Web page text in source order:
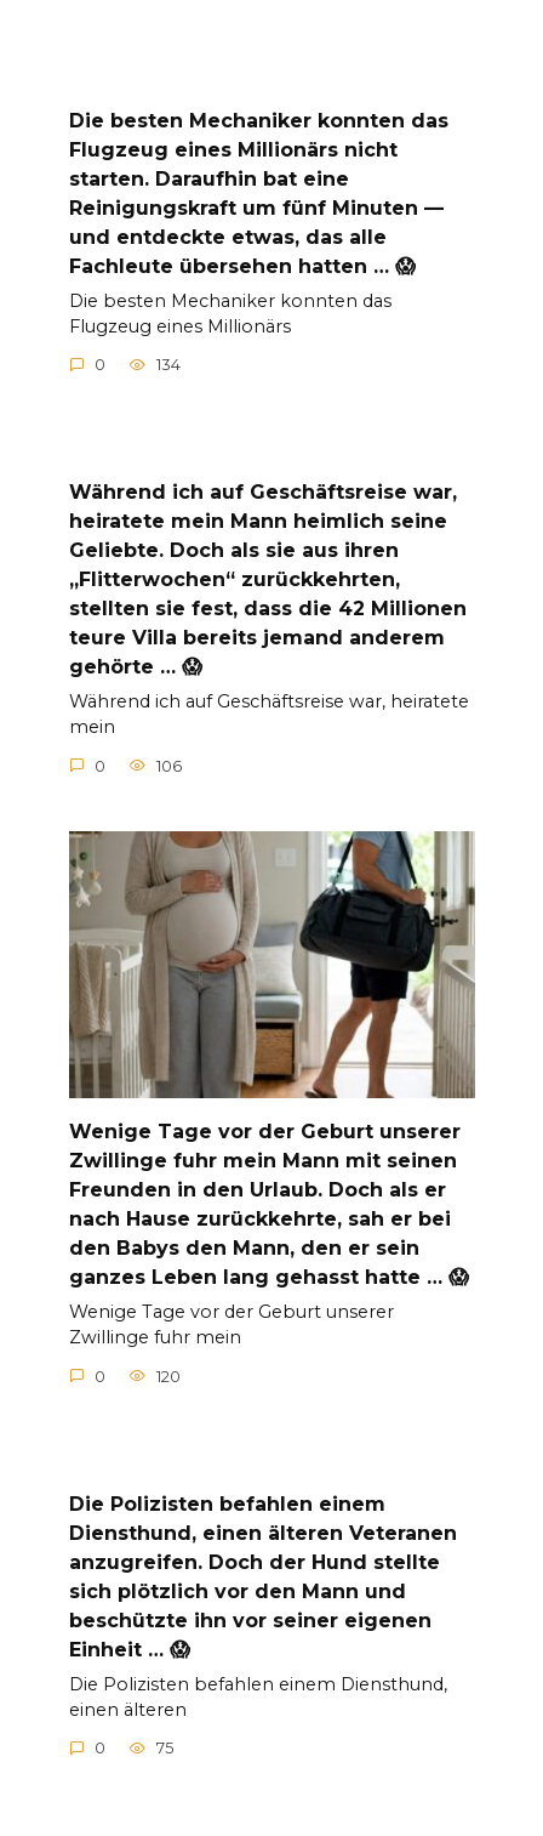
Die besten Mechaniker konnten das
Flugzeug eines Millionärs nicht
starten. Daraufhin bat eine
Reinigungskraft um fünf Minuten —
und entdeckte etwas, das alle
Fachleute übersehen hatten … 😱
Die besten Mechaniker konnten das
Flugzeug eines Millionärs
0 134
Während ich auf Geschäftsreise war,
heiratete mein Mann heimlich seine
Geliebte. Doch als sie aus ihren
„Flitterwochen“ zurückkehrten,
stellten sie fest, dass die 42 Millionen
teure Villa bereits jemand anderem
gehörte … 😱
Während ich auf Geschäftsreise war, heiratete
mein
0 106
Wenige Tage vor der Geburt unserer
Zwillinge fuhr mein Mann mit seinen
Freunden in den Urlaub. Doch als er
nach Hause zurückkehrte, sah er bei
den Babys den Mann, den er sein
ganzes Leben lang gehasst hatte … 😱
Wenige Tage vor der Geburt unserer
Zwillinge fuhr mein
0 120
Die Polizisten befahlen einem
Diensthund, einen älteren Veteranen
anzugreifen. Doch der Hund stellte
sich plötzlich vor den Mann und
beschützte ihn vor seiner eigenen
Einheit … 😱
Die Polizisten befahlen einem Diensthund,
einen älteren
0 75